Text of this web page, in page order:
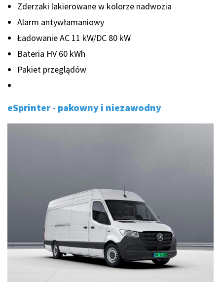
Zderzaki lakierowane w kolorze nadwozia
Alarm antywłamaniowy
Ładowanie AC 11 kW/DC 80 kW
Bateria HV 60 kWh
Pakiet przeglądów
eSprinter - pakowny i niezawodny